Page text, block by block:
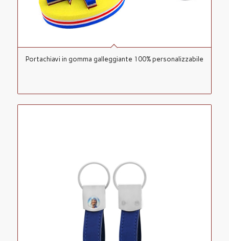
Portachiavi in gomma galleggiante 100% personalizzabile